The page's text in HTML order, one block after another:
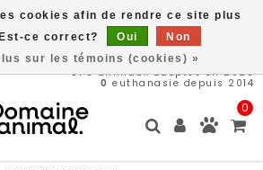
576animaux adoptés en 2026
0 euthanasie depuis 2014
0
cookies afin de rendre ce site plus
ce correct?
Oui
Non
sur les témoins (cookies) »
gratuite à partir de 89$*